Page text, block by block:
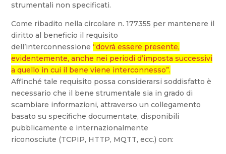
strumentali non specificati.
Come ribadito nella circolare n. 177355 per mantenere il
diritto al beneficio il requisito
dell’interconnessione“dovrà essere presente,
evidentemente, anche nei periodi d’imposta successivi
a quello in cui il bene viene interconnesso”.
Affinché tale requisito possa considerarsi soddisfatto è
necessario che il bene strumentale sia in grado di
scambiare informazioni, attraverso un collegamento
basato su specifiche documentate, disponibili
pubblicamente e internazionalmente
riconosciute (TCPIP, HTTP, MQTT, ecc.) con: